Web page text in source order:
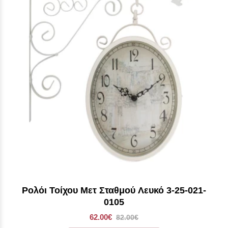
Ρολόι Τοίχου Μετ Σταθμού Λευκό 3-25-021-
0105
62.00€ 82.00€